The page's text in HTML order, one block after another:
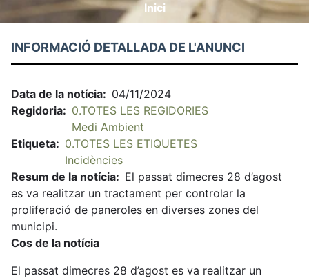
Fil
d'ariadna
Inici
INFORMACIÓ DETALLADA DE L'ANUNCI
Data de la notícia
04/11/2024
Regidoria
0.TOTES LES REGIDORIES
Medi Ambient
Etiqueta
0.TOTES LES ETIQUETES
Incidències
Resum de la notícia
El passat dimecres 28 d’agost
es va realitzar un tractament per controlar la
proliferació de paneroles en diverses zones del
municipi.
Cos de la notícia
El passat dimecres 28 d’agost es va realitzar un